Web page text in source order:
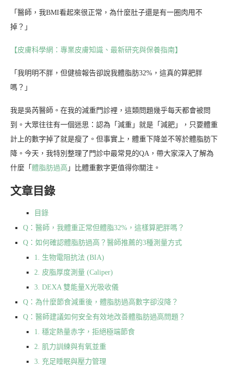
「醫師，我BMI看起來很正常，為什麼肚子還是有一圈肉甩不
掉？」
【皮膚科學網：專業皮膚知識、最新研究與保養指南】
「我明明不胖，但健檢報告卻說我體脂肪32%，這真的算肥胖
嗎？」
我是吳芮醫師。在我的減重門診裡，這類問題幾乎每天都會被問
到。大眾往往有一個迷思：認為「減重」就是「減肥」，只要體重
計上的數字掉了就是瘦了。但事實上，體重下降並不等於體脂肪下
降。今天，我特別整理了門診中最常見的QA，帶大家深入了解為
什麼「 體脂肪過高 」比體重數字更值得你關注。
文章目錄
目錄
Q：醫師，我體重正常但體脂32%，這樣算肥胖嗎？
Q：如何確認體脂肪過高？醫師推薦的3種測量方式
1. 生物電阻抗法 (BIA)
2. 皮脂厚度測量 (Caliper)
3. DEXA 雙能量X光吸收儀
Q：為什麼節食減重後，體脂肪過高數字卻沒降？
Q：醫師建議如何安全有效地改善體脂肪過高問題？
1. 穩定熱量赤字，拒絕極端節食
2. 肌力訓練與有氧並重
3. 充足睡眠與壓力管理